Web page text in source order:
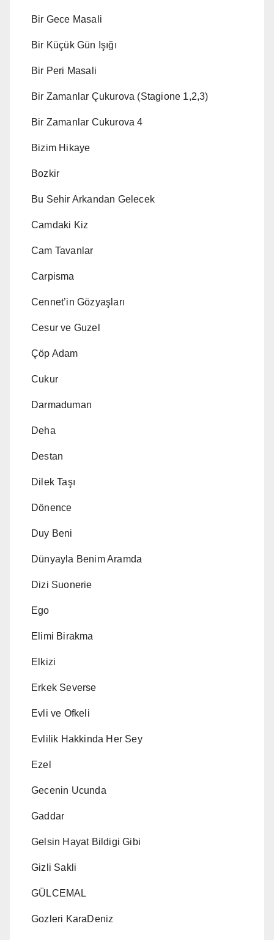
Bir Gece Masali
Bir Küçük Gün Işığı
Bir Peri Masali
Bir Zamanlar Çukurova (Stagione 1,2,3)
Bir Zamanlar Cukurova 4
Bizim Hikaye
Bozkir
Bu Sehir Arkandan Gelecek
Camdaki Kiz
Cam Tavanlar
Carpisma
Cennet’in Gözyaşları
Cesur ve Guzel
Çöp Adam
Cukur
Darmaduman
Deha
Destan
Dilek Taşı
Dönence
Duy Beni
Dünyayla Benim Aramda
Dizi Suonerie
Ego
Elimi Birakma
Elkizi
Erkek Severse
Evli ve Ofkeli
Evlilik Hakkinda Her Sey
Ezel
Gecenin Ucunda
Gaddar
Gelsin Hayat Bildigi Gibi
Gizli Sakli
GÜLCEMAL
Gozleri KaraDeniz